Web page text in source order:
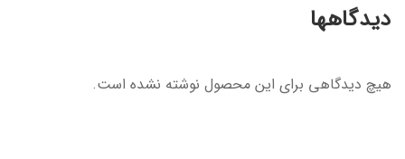
دیدگاهها
هیچ دیدگاهی برای این محصول نوشته نشده است.